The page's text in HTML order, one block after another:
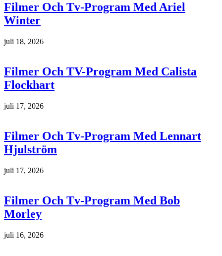
Filmer Och Tv-Program Med Ariel
Winter
juli 18, 2026
Filmer Och TV-Program Med Calista
Flockhart
juli 17, 2026
Filmer Och Tv-Program Med Lennart
Hjulström
juli 17, 2026
Filmer Och Tv-Program Med Bob
Morley
juli 16, 2026